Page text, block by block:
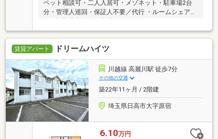
ペット相談可・二人入居可・メゾネット・駐車場2台
分・管理人巡回・保証人不要／代行 ・ルームシェア
賃貸アパート ドリームハイツ
川越線 高麗川駅 徒歩7分
その他の交通
築22年11ヶ月 / 2階建
埼玉県日高市大字原宿
6.10万円